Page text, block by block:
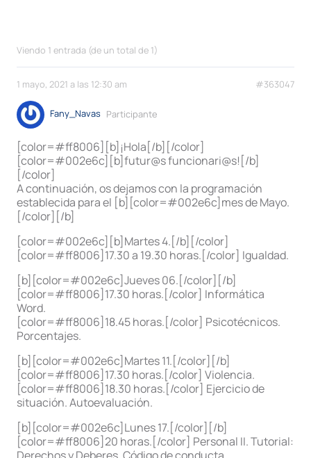
Viendo 1 entrada (de un total de 1)
1 mayo, 2021 a las 12:30 am #363047
Fany_Navas Participante
[color=#ff8006][b]¡Hola[/b][/color]
[color=#002e6c][b]futur@s funcionari@s![/b]
[/color]
A continuación, os dejamos con la programación
establecida para el [b][color=#002e6c]mes de Mayo.
[/color][/b]
[color=#002e6c][b]Martes 4.[/b][/color]
[color=#ff8006]17.30 a 19.30 horas.[/color] Igualdad.
[b][color=#002e6c]Jueves 06.[/color][/b]
[color=#ff8006]17.30 horas.[/color] Informática
Word.
[color=#ff8006]18.45 horas.[/color] Psicotécnicos.
Porcentajes.
[b][color=#002e6c]Martes 11.[/color][/b]
[color=#ff8006]17.30 horas.[/color] Violencia.
[color=#ff8006]18.30 horas.[/color] Ejercicio de
situación. Autoevaluación.
[b][color=#002e6c]Lunes 17.[/color][/b]
[color=#ff8006]20 horas.[/color] Personal II. Tutorial: